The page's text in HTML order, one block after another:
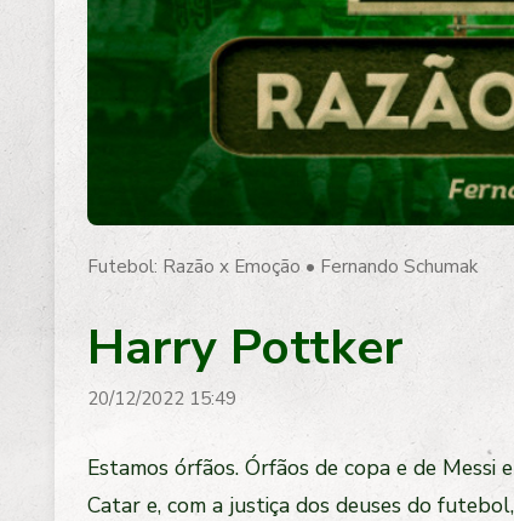
Futebol: Razão x Emoção • Fernando Schumak
Harry Pottker
20/12/2022 15:49
Estamos órfãos. Órfãos de copa e de
Catar e, com a justiça dos deuses do